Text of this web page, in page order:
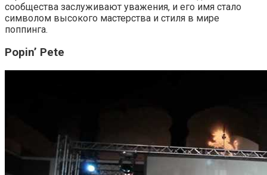
сообщества заслуживают уважения, и его имя стало
символом высокого мастерства и стиля в мире
поппинга.
Popin’ Pete